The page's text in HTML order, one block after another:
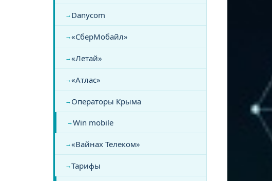
Danycom
«СберМобайл»
«Летай»
«Атлас»
Операторы Крыма
Win mobile
«Вайнах Телеком»
Тарифы